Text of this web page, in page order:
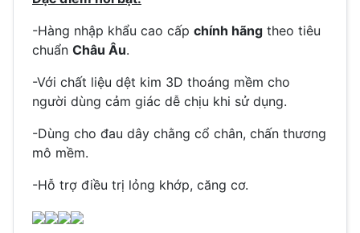
-Hàng nhập khẩu cao cấp chính hãng theo tiêu
chuẩn Châu Âu.
-Với chất liệu dệt kim 3D thoáng mềm cho
người dùng cảm giác dễ chịu khi sử dụng.
-Dùng cho đau dây chằng cổ chân, chấn thương
mô mềm.
-Hỗ trợ điều trị lỏng khớp, căng cơ.